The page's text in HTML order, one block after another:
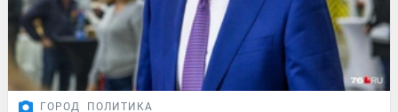
ГОРОД ПОЛИТИКА